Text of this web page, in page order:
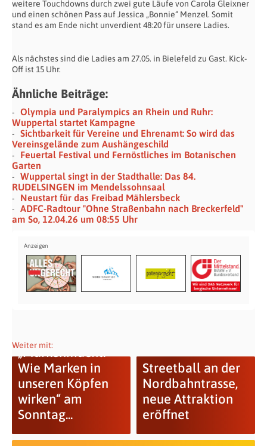
weitere Touchdowns durch zwei gute Läufe von Carola Gleixner
und einen schönen Pass auf Jessica „Bonnie“ Menzel. Somit
stand es am Ende nicht unverdient 48:20 für unsere Ladies.
Als nächstes sind die Ladies am 27.05. in Bielefeld zu Gast. Kick-
Off ist 15 Uhr.
Ähnliche Beiträge:
Olympia und Paralympics an Rhein und Ruhr:
Wuppertal startet Kampagne
Sichtbarkeit für Vereine und Ehrenamt: So wird das
Vereinsgelände zum Aushängeschild
Feuertal Festival und Fernöstliches im Botanischen
Garten
Wuppertal singt in der Stadthalle: Das 84.
RUDELSINGEN im Mendelssohnsaal
Neustart für das Freibad Mählersbeck
ADFC-Radtour "Ohne Straßenbahn nach Breckerfeld"
am So, 12.04.26 um 08:55 Uhr
Weiter mit:
„Markenmacht:
Wie Marken in
unseren Köpfen
wirken“ am
Sonntag...
Streetball an der
Nordbahntrasse,
neue Attraktion
eröffnet